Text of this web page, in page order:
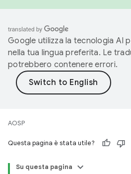
Google utilizza la tecnologia AI
nella tua lingua preferita. Le
potrebbero contenere errori.
AOSP
Questa pagina è stata utile?
Su questa pagina